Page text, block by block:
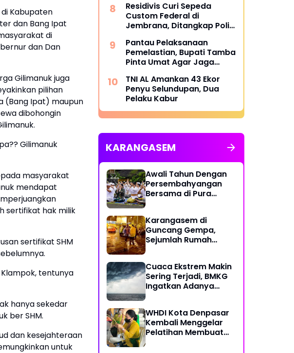
Kabupaten
dan Bang Ipat
di
dan Dan
Gilimanuk juga
pilihan
(Bang Ipat) maupun
dibohongin
Gilimanuk
masyarakat
mendapat
sertifikat hak milik
sertifikat SHM
tentunya
hanya sekedar
ber SHM.
dan kesejahteraan
untuk
Residivis Curi Sepeda
Custom Federal di
Jembrana, Ditangkap Polisi
Pantau Pelaksanaan
Pemelastian, Bupati Tamba
Pinta Umat Agar Jaga
TNI AL Amankan 43 Ekor
Penyu Selundupan, Dua
Pelaku Kabur
KARANGASEM
Awali Tahun Dengan
Persembahyangan
Bersama di Pura
Karangasem di
Guncang Gempa,
Sejumlah Rumah
Cuaca Ekstrem Makin
Sering Terjadi, BMKG
Ingatkan Adanya
WHDI Kota Denpasar
Kembali Menggelar
Pelatihan Membuat